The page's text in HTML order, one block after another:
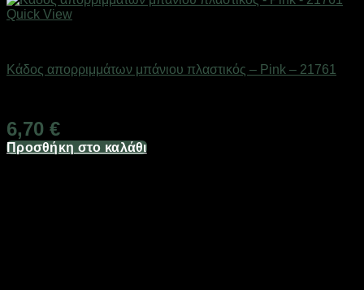
Quick View
Κάδος απορριμμάτων μπάνιου πλαστικός – Pink – 21761
6,70 €
Προσθήκη στο καλάθι